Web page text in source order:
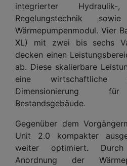
integrierter
Regelungstechnik
Wärmepumpenmodul. Vier
XL) mit zwei bis sechs
decken einen
ab. Diese skalierbare
eine wirtschaftliche
Dimensionierung für
Bestandsgebäude.
Gegenüber dem
Unit 2.0 kompakter
weiter optimiert.
Anordnung der